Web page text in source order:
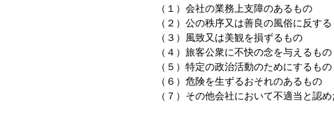
（１）会社の業務上支障のあるもの
（２）公の秩序又は善良の風俗に反する
（３）風致又は美観を損ずるもの
（４）旅客公衆に不快の念を与えるもの
（５）特定の政治活動のためにするもの
（６）危険を生ずるおそれのあるもの
（７）その他会社において不適当と認め